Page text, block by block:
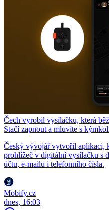
Čech vyrobil vysílačku, která
Stačí zapnout a mluvíte s
Český vývojář vytvořil aplikaci,
prohlížeč v digitální vysílačku s
účtu, e-mailu i telefonního čísla.
Mobify.cz
dnes, 16:03